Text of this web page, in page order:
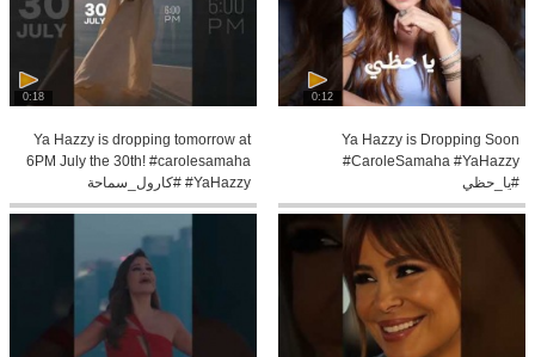
0:12
Ya Hazzy is Dropping Soon
#CaroleSamaha #YaHazzy
#يا_حظي
0:18
Ya Hazzy is dropping tomorrow at
6PM July the 30th! #carolesamaha
#YaHazzy #كارول_سماحة